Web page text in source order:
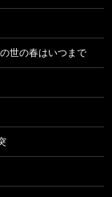
世の春はいつまで